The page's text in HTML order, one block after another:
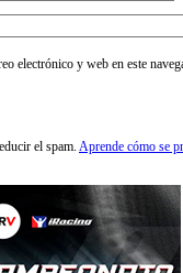
electrónico y web en este
el spam. Aprende cómo se